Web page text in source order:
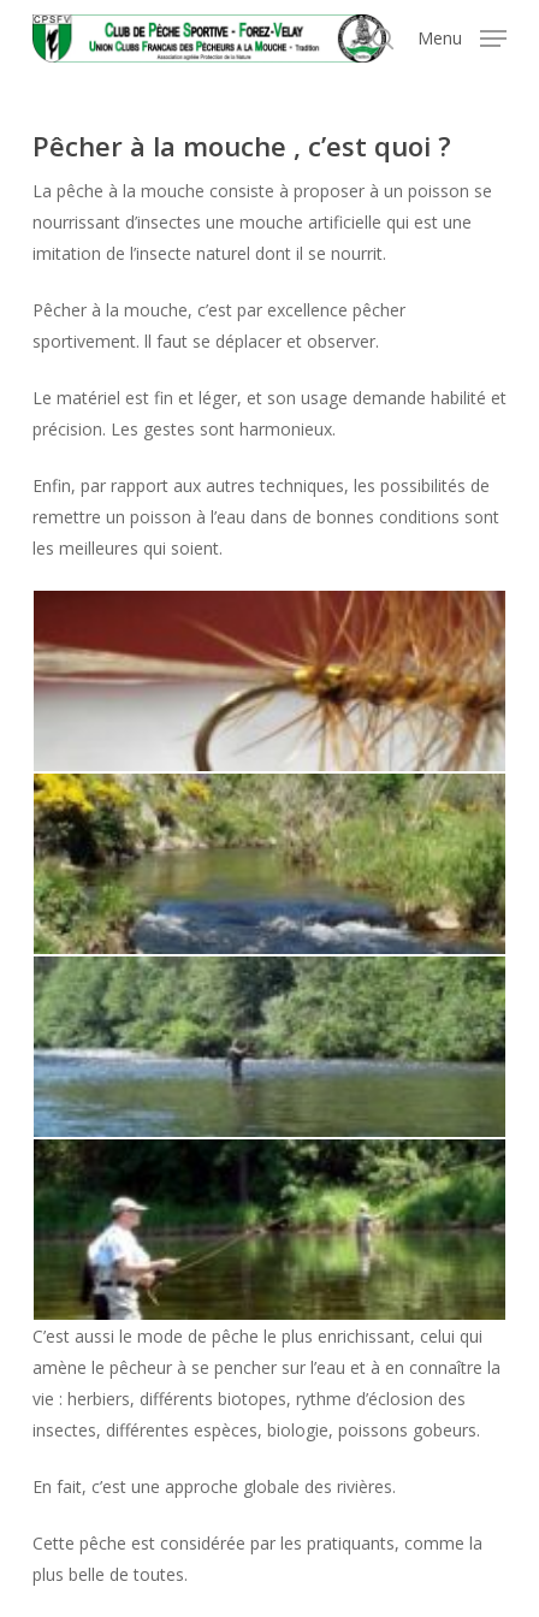
Panneau de gestion des cookies
search
Menu
Pêcher à la mouche , c’est quoi ?
La pêche à la mouche consiste à proposer à un poisson se
nourrissant d’insectes une mouche artificielle qui est une
imitation de l’insecte naturel dont il se nourrit.
Pêcher à la mouche, c’est par excellence pêcher
sportivement. ll faut se déplacer et observer.
Le matériel est fin et léger, et son usage demande habilité et
précision. Les gestes sont harmonieux.
Enfin, par rapport aux autres techniques, les possibilités de
remettre un poisson à l’eau dans de bonnes conditions sont
les meilleures qui soient.
C’est aussi le mode de pêche le plus enrichissant, celui qui
amène le pêcheur à se pencher sur l’eau et à en connaître la
vie : herbiers, différents biotopes, rythme d’éclosion des
insectes, différentes espèces, biologie, poissons gobeurs.
En fait, c’est une approche globale des rivières.
Cette pêche est considérée par les pratiquants, comme la
plus belle de toutes.